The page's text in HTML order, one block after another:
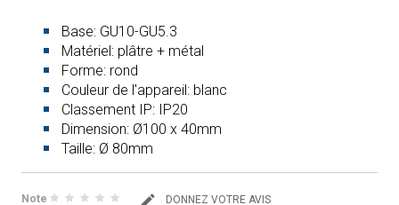
Base: GU10-GU5.3
Matériel: plâtre + métal
Forme: rond
Couleur de l'appareil: blanc
Classement IP: IP20
Dimension: Ø100 x 40mm
Taille: Ø 80mm
Note DONNEZ VOTRE AVIS